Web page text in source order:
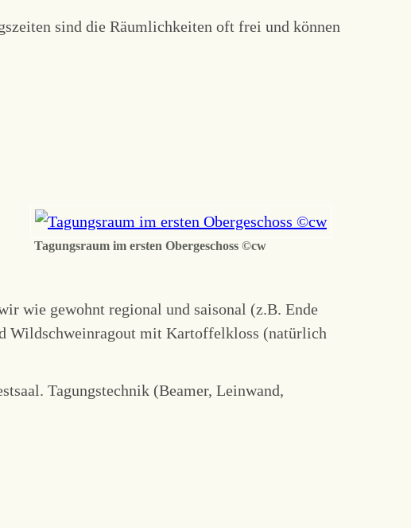
sind die Räumlichkeiten oft frei und können
Tagungsraum im ersten Obergeschoss ©cw
wie gewohnt regional und saisonal (z.B. Ende
Wildschweinragout mit Kartoffelkloss (natürlich
Tagungstechnik (Beamer, Leinwand,